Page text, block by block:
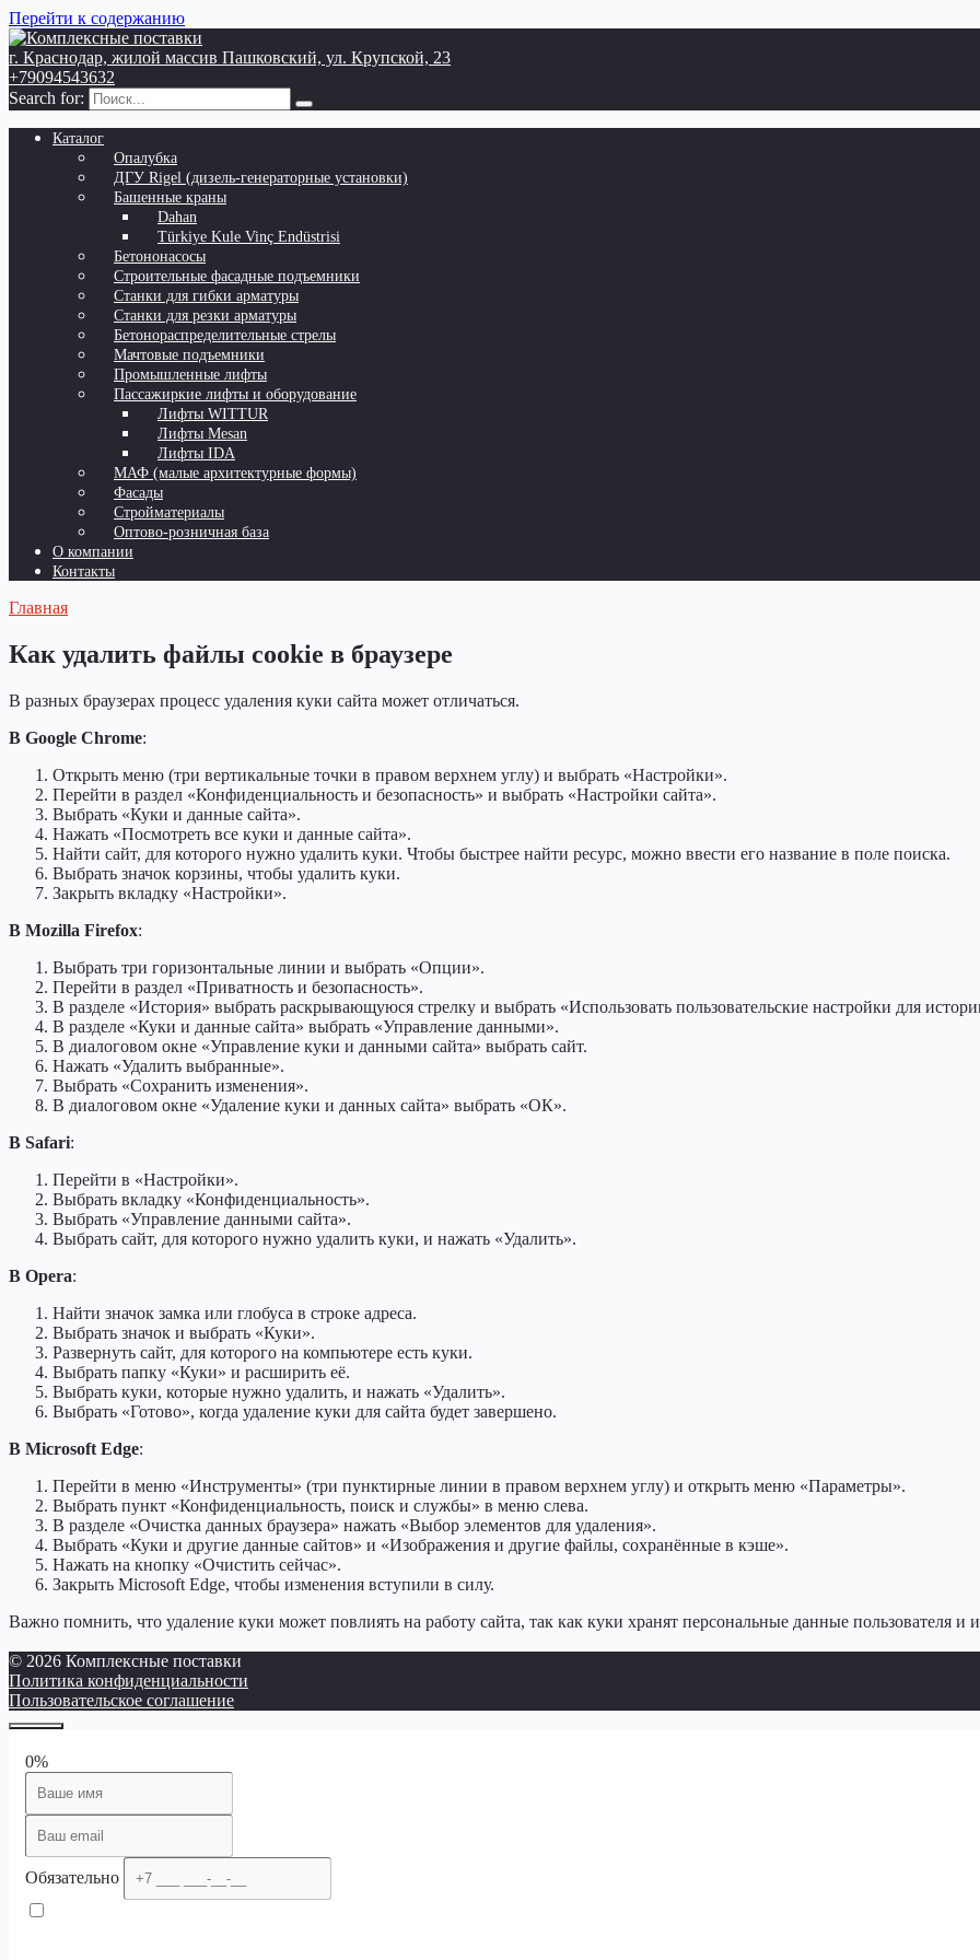
Перейти к содержанию
г. Краснодар, жилой массив Пашковский, ул. Крупской, 23
+79094543632
Search for:
Каталог
Опалубка
ДГУ Rigel (дизель-генераторные установки)
Башенные краны
Dahan
Türkiye Kule Vinç Endüstrisi
Бетононасосы
Строительные фасадные подъемники
Станки для гибки арматуры
Станки для резки арматуры
Бетонораспределительные стрелы
Мачтовые подъемники
Промышленные лифты
Пассажиркие лифты и оборудование
Лифты WITTUR
Лифты Mesan
Лифты IDA
МАФ (малые архитектурные формы)
Фасады
Стройматериалы
Оптово-розничная база
О компании
Контакты
Главная
Как удалить файлы cookie в браузере
В разных браузерах процесс удаления куки сайта может отличаться.
В Google Chrome:
Открыть меню (три вертикальные точки в правом верхнем углу) и выбрать «Настройки».
Перейти в раздел «Конфиденциальность и безопасность» и выбрать «Настройки сайта».
Выбрать «Куки и данные сайта».
Нажать «Посмотреть все куки и данные сайта».
Найти сайт, для которого нужно удалить куки. Чтобы быстрее найти ресурс, можно ввести его название в поле поиска.
Выбрать значок корзины, чтобы удалить куки.
Закрыть вкладку «Настройки».
В Mozilla Firefox:
Выбрать три горизонтальные линии и выбрать «Опции».
Перейти в раздел «Приватность и безопасность».
В разделе «История» выбрать раскрывающуюся стрелку и выбрать «Использовать пользовательские настройки для
В разделе «Куки и данные сайта» выбрать «Управление данными».
В диалоговом окне «Управление куки и данными сайта» выбрать сайт.
Нажать «Удалить выбранные».
Выбрать «Сохранить изменения».
В диалоговом окне «Удаление куки и данных сайта» выбрать «ОК».
В Safari:
Перейти в «Настройки».
Выбрать вкладку «Конфиденциальность».
Выбрать «Управление данными сайта».
Выбрать сайт, для которого нужно удалить куки, и нажать «Удалить».
В Opera:
Найти значок замка или глобуса в строке адреса.
Выбрать значок и выбрать «Куки».
Развернуть сайт, для которого на компьютере есть куки.
Выбрать папку «Куки» и расширить её.
Выбрать куки, которые нужно удалить, и нажать «Удалить».
Выбрать «Готово», когда удаление куки для сайта будет завершено.
В Microsoft Edge:
Перейти в меню «Инструменты» (три пунктирные линии в правом верхнем углу) и открыть меню «Параметры».
Выбрать пункт «Конфиденциальность, поиск и службы» в меню слева.
В разделе «Очистка данных браузера» нажать «Выбор элементов для удаления».
Выбрать «Куки и другие данные сайтов» и «Изображения и другие файлы, сохранённые в кэше».
Нажать на кнопку «Очистить сейчас».
Закрыть Microsoft Edge, чтобы изменения вступили в силу.
Важно помнить, что удаление куки может повлиять на работу сайта, так как куки хранят персональные данные пользователя и
© 2026 Комплексные поставки
Политика конфиденциальности
Пользовательское соглашение
0%
Обязательно